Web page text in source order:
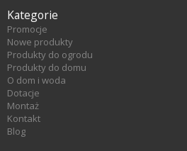
Kategorie
Promocje
Nowe produkty
Produkty do ogrodu
Produkty do domu
O dom i woda
Dotacje
Montaż
Kontakt
Blog